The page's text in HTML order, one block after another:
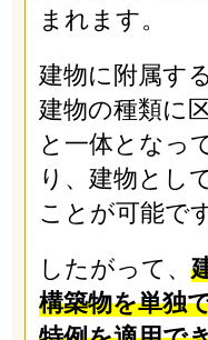
まれます。
建物に附属す
建物の種類に
と一体となっ
り、建物とし
ことが可能です
したがって、
構築物を単独